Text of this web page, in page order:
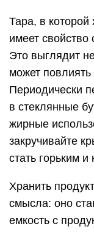
Тара, в которой
имеет свойство
Это выглядит
может повлиять
Периодически
в стеклянные
жирные
закручивайте
стать горьким
Хранить
смысла: оно
емкость с